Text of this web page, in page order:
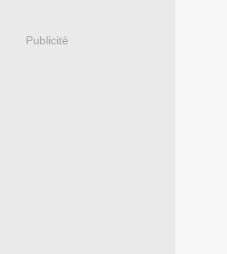
Publicité